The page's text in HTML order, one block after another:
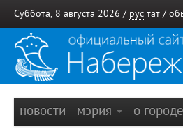
Суббота, 8 августа 2026 / рус тат /
новости мэрия о городе